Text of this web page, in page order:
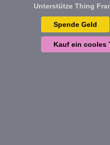
Unterstütze Thing
Spende Geld
Kauf ein cooles